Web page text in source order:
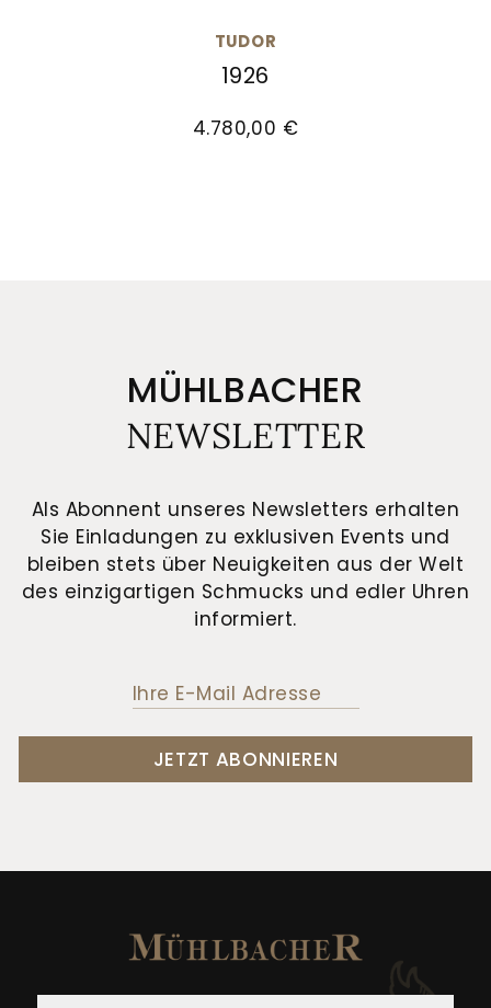
TUDOR
1926
4.780,00 €
MÜHLBACHER
NEWSLETTER
Als Abonnent unseres Newsletters erhalten
Sie Einladungen zu exklusiven Events und
bleiben stets über Neuigkeiten aus der Welt
des einzigartigen Schmucks und edler Uhren
informiert.
JETZT ABONNIEREN